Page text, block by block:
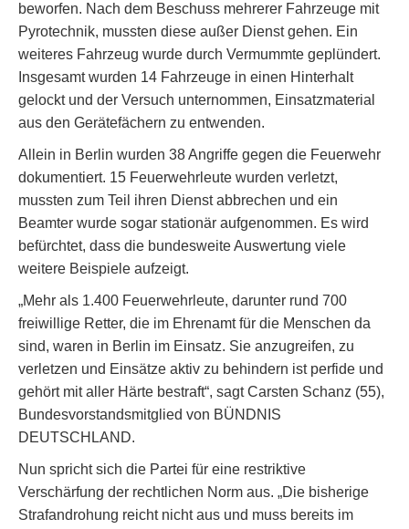
beworfen. Nach dem Beschuss mehrerer Fahrzeuge mit
Pyrotechnik, mussten diese außer Dienst gehen. Ein
weiteres Fahrzeug wurde durch Vermummte geplündert.
Insgesamt wurden 14 Fahrzeuge in einen Hinterhalt
gelockt und der Versuch unternommen, Einsatzmaterial
aus den Gerätefächern zu entwenden.
Allein in Berlin wurden 38 Angriffe gegen die Feuerwehr
dokumentiert. 15 Feuerwehrleute wurden verletzt,
mussten zum Teil ihren Dienst abbrechen und ein
Beamter wurde sogar stationär aufgenommen. Es wird
befürchtet, dass die bundesweite Auswertung viele
weitere Beispiele aufzeigt.
„Mehr als 1.400 Feuerwehrleute, darunter rund 700
freiwillige Retter, die im Ehrenamt für die Menschen da
sind, waren in Berlin im Einsatz. Sie anzugreifen, zu
verletzen und Einsätze aktiv zu behindern ist perfide und
gehört mit aller Härte bestraft“, sagt Carsten Schanz (55),
Bundesvorstandsmitglied von BÜNDNIS
DEUTSCHLAND.
Nun spricht sich die Partei für eine restriktive
Verschärfung der rechtlichen Norm aus. „Die bisherige
Strafandrohung reicht nicht aus und muss bereits im